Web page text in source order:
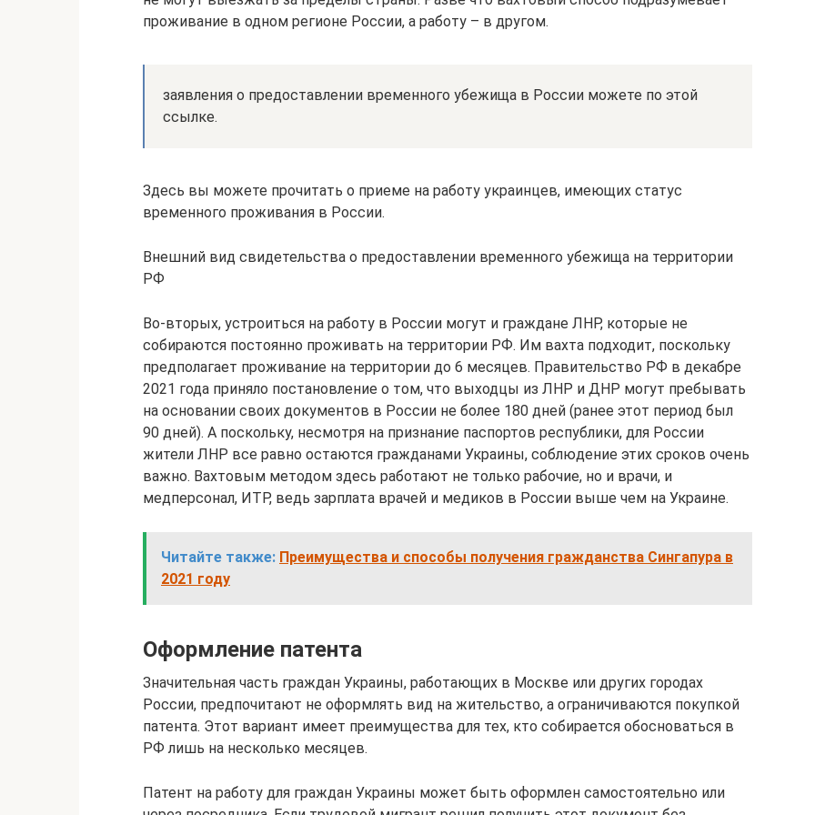
проживание в одном регионе России, а работу – в другом.
заявления о предоставлении временного убежища в России можете по этой
ссылке.
Здесь вы можете прочитать о приеме на работу украинцев, имеющих статус
временного проживания в России.
Внешний вид свидетельства о предоставлении временного убежища на территории
РФ
Во-вторых, устроиться на работу в России могут и граждане ЛНР, которые не
собираются постоянно проживать на территории РФ. Им вахта подходит, поскольку
предполагает проживание на территории до 6 месяцев. Правительство РФ в декабре
2021 года приняло постановление о том, что выходцы из ЛНР и ДНР могут пребывать
на основании своих документов в России не более 180 дней (ранее этот период был
90 дней). А поскольку, несмотря на признание паспортов республики, для России
жители ЛНР все равно остаются гражданами Украины, соблюдение этих сроков очень
важно. Вахтовым методом здесь работают не только рабочие, но и врачи, и
медперсонал, ИТР, ведь зарплата врачей и медиков в России выше чем на Украине.
Читайте также: Преимущества и способы получения гражданства Сингапура в
2021 году
Оформление патента
Значительная часть граждан Украины, работающих в Москве или других городах
России, предпочитают не оформлять вид на жительство, а ограничиваются покупкой
патента. Этот вариант имеет преимущества для тех, кто собирается обосноваться в
РФ лишь на несколько месяцев.
Патент на работу для граждан Украины может быть оформлен самостоятельно или